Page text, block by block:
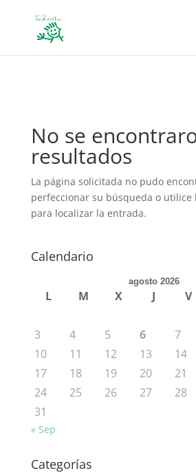
No se
resultados
La página solicitada no pudo
perfeccionar su búsqueda o utilice
para localizar la entrada.
Calendario
agosto 2026
L M X J V
3
4 5 6 7
10
11 12 13 14
17
18 19 20 21
24
25 26 27 28
31
« Sep
Categorías